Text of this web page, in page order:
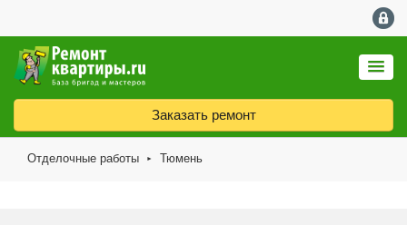
Заказать ремонт
Отделочные работы ► Тюмень